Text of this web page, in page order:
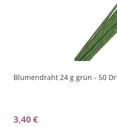
Blumendraht 24 g grün - 50
3,40 €